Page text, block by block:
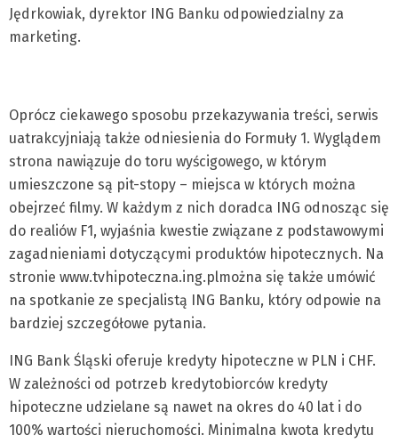
Jędrkowiak, dyrektor ING Banku odpowiedzialny za
marketing.
Oprócz ciekawego sposobu przekazywania treści, serwis
uatrakcyjniają także odniesienia do Formuły 1. Wyglądem
strona nawiązuje do toru wyścigowego, w którym
umieszczone są pit-stopy – miejsca w których można
obejrzeć filmy. W każdym z nich doradca ING odnosząc się
do realiów F1, wyjaśnia kwestie związane z podstawowymi
zagadnieniami dotyczącymi produktów hipotecznych. Na
stronie www.tvhipoteczna.ing.plmożna się także umówić
na spotkanie ze specjalistą ING Banku, który odpowie na
bardziej szczegółowe pytania.
ING Bank Śląski oferuje kredyty hipoteczne w PLN i CHF.
W zależności od potrzeb kredytobiorców kredyty
hipoteczne udzielane są nawet na okres do 40 lat i do
100% wartości nieruchomości. Minimalna kwota kredytu